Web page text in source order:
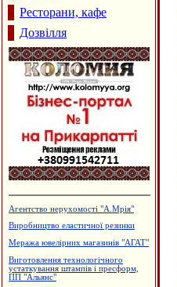
Ресторани, кафе
Дозвілля
Агентство нерухомості "А.Мрія"
Виробництво еластичної резинки
Меража ювелірних магазинів "АГАТ"
Виготовлення технологічного
устаткування штампів і пресформ,
ПП "Альянс"